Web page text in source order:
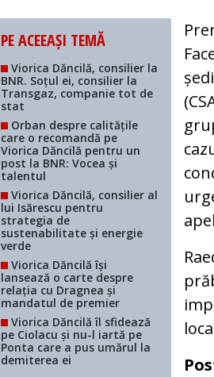
PE ACEEAȘI TEMĂ
Viorica Dăncilă, consilier la
BNR. Soțul ei, consilier la
Transgaz, companie tot de
stat
Orban despre calitățile
care o recomandă pe
Viorica Dăncilă pentru un
post la BNR: Vocea și
talentul
Viorica Dăncilă, consilier al
lui Isărescu pentru
strategia de
sustenabilitate și energie
verde
Viorica Dăncilă își
lansează o carte despre
relația cu Dragnea și
mandatul de premier
Viorica Dăncilă îl sfidează
pe Ciolacu și nu-l iartă pe
Ponta care a pus umărul la
demiterea ei